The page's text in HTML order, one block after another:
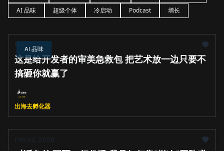
AI 品味
超级个体 冷启动 Podcast 增长
AI 品味
Mar 01, 2026
这是给开发者的审美急救包 把艺术放一边只要不
搞砸你就赢了
出海去孵化器
Feb 02, 2026